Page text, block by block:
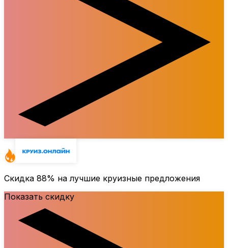
Скидка 88% на лучшие круизные предложения
Показать скидку